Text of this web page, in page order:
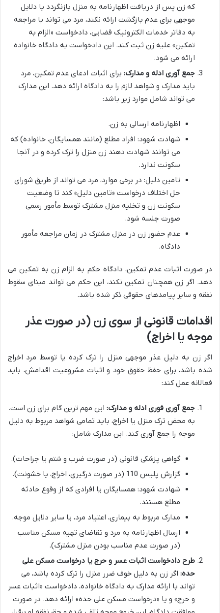
که زن پس از دریافت اظهارنامه به منزل بازنگردد یا دلایل
موجهی برای عدم بازگشت ارائه نکند، مرد می تواند با مراجعه
به دفاتر خدمات الکترونیک قضایی، دادخواست «الزام به
تمکین» علیه زن ثبت کند. این دادخواست به دادگاه خانواده
ارائه می شود.
جمع آوری ادله و مدارک: برای اثبات ادعای عدم تمکین، مرد
باید مدارک و شواهد لازم را به دادگاه ارائه دهد. این مدارک
می تواند شامل موارد زیر باشد:
اظهارنامه ارسالی به زن.
شهادت شهود: افراد مطلع (مانند همسایگان، خانواده) که
می توانند شهادت دهند زن منزل را ترک کرده و در آنجا
سکونت ندارد.
تامین دلیل: در برخی موارد، مرد می تواند از طریق شورای
حل اختلاف درخواست «تامین دلیل» کند تا وضعیت
سکونت زن و تخلیه منزل مشترک توسط مأمور رسمی
صورت جلسه شود.
عدم حضور زن در منزل مشترک در زمان مراجعه مأمور
دادگاه.
در صورت اثبات عدم تمکین، دادگاه حکم به الزام زن به تمکین می
دهد. اگر زن همچنان تمکین نکند، این حکم می تواند مبنای سقوط
نفقه و سایر پیامدهای حقوقی ذکر شده باشد.
اقدامات قانونی از سوی زن (در صورت عذر
موجه یا اخراج)
اگر زن به دلیل عذر موجهی منزل را ترک کرده یا توسط مرد اخراج
شده باشد، برای حفظ حقوق خود و اثبات مشروعیت اقدامش، باید
فعالانه عمل کند:
جمع آوری فوری ادله و مدارک: این مهم ترین گام برای زن است.
به محض ترک منزل یا اخراج، باید تمامی شواهد مربوط به دلیل
موجه را جمع آوری کند. این مدارک شامل:
گواهی پزشکی قانونی (در صورت ضرب و شتم یا جراحات).
گزارش پلیس 110 (در صورت درگیری، اخراج، یا خشونت).
شهادت شهود: همسایگان یا افرادی که از وقوع حادثه
مطلع هستند.
مدارک مربوط به بیماری، اعتیاد مرد، یا سایر دلایل موجه.
ارسال اظهارنامه به مرد و تقاضای تهیه مسکن مناسب
(در صورت عدم مناسب بودن منزل مشترک).
طرح دادخواست اثبات عسر و حرج یا درخواست مسکن علی
حده: اگر زن به دلیل خوف ضرر منزل را ترک کرده باشد، می
تواند با ارائه مدارک به دادگاه خانواده، دادخواست «اثبات عسر
و حرج» و یا «درخواست مسکن علی حده» ارائه دهد. در صورت